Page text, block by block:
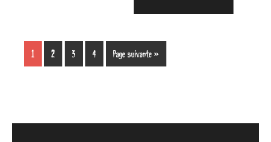
1 2 3 4 Page suivante »